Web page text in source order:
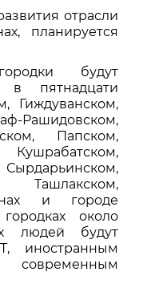
отрасли
планируется
будут
в пятнадцати
Гиждуванском,
Папском,
и городе
около
людей будут
иностранным